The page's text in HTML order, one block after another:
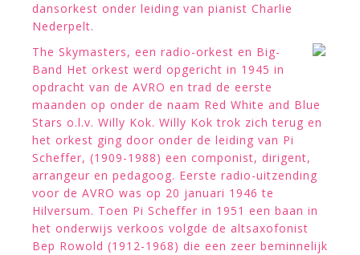
dansorkest onder leiding van pianist Charlie
Nederpelt.
The Skymasters, een radio-orkest en Big-
Band Het orkest werd opgericht in 1945 in
opdracht van de AVRO en trad de eerste
maanden op onder de naam Red White and Blue
Stars o.l.v. Willy Kok. Willy Kok trok zich terug en
het orkest ging door onder de leiding van Pi
Scheffer, (1909-1988) een componist, dirigent,
arrangeur en pedagoog. Eerste radio-uitzending
voor de AVRO was op 20 januari 1946 te
Hilversum. Toen Pi Scheffer in 1951 een baan in
het onderwijs verkoos volgde de altsaxofonist
Bep Rowold (1912-1968) die een zeer beminnelijk